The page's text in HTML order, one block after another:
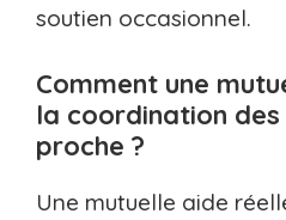
soutien occasionnel.
Comment une
la coordination des
proche ?
Une mutuelle aide